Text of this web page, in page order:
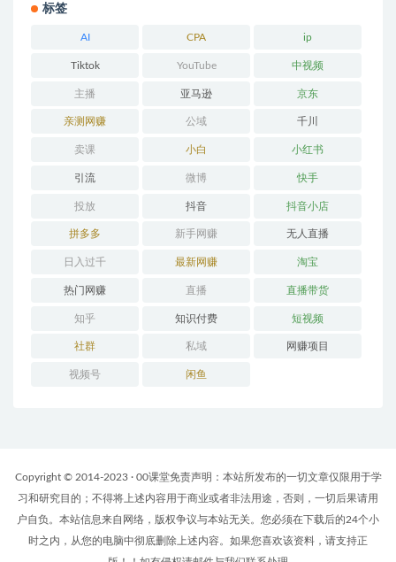
标签
AI CPA ip
Tiktok YouTube 中视频
主播 亚马逊 京东
亲测网赚 公域 千川
卖课 小白 小红书
引流 微博 快手
投放 抖音 抖音小店
拼多多 新手网赚 无人直播
日入过千 最新网赚 淘宝
热门网赚 直播 直播带货
知乎 知识付费 短视频
社群 私域 网赚项目
视频号 闲鱼
Copyright © 2014-2023 · 00课堂免责声明：本站所发布的一切文章仅限用于学
习和研究目的；不得将上述内容用于商业或者非法用途，否则，一切后果请用
户自负。本站信息来自网络，版权争议与本站无关。您必须在下载后的24个小
时之内，从您的电脑中彻底删除上述内容。如果您喜欢该资料，请支持正